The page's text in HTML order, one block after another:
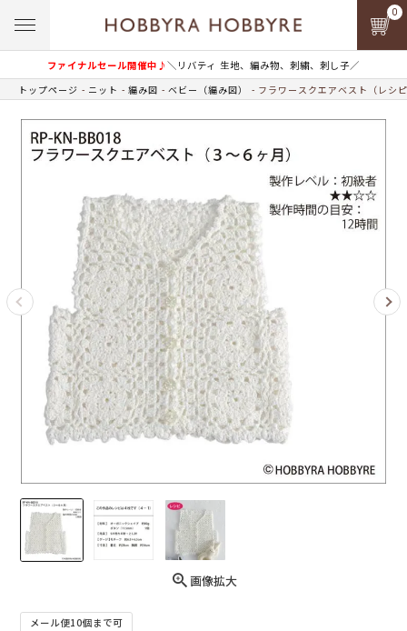
ファイナルセール開催中♪＼リバティ 生地、編み物、刺繍、刺し子／
0
トップページ ニット 編み図 ベビー（編み図） フラワースクエアベスト（レシ
画像拡大
メール便10個まで可